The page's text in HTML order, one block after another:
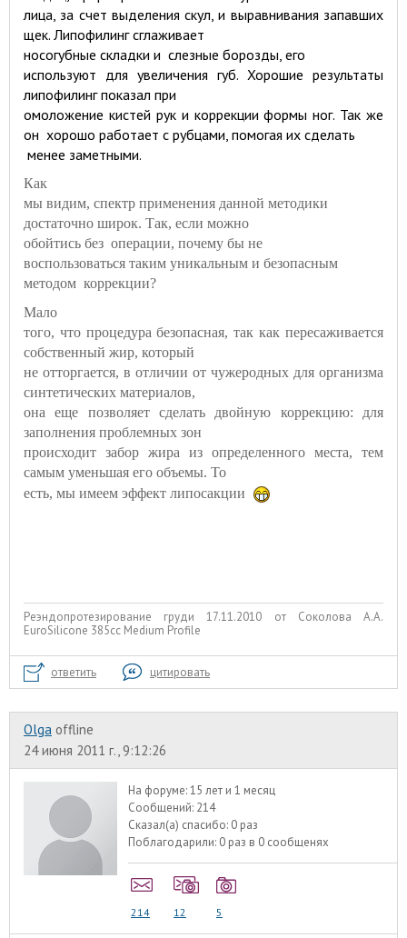
лица, за счет выделения скул, и выравнивания запавших
щек. Липофилинг сглаживает
носогубные складки и слезные борозды, его
используют для увеличения губ. Хорошие результаты
липофилинг показал при
омоложение кистей рук и коррекции формы ног. Так же
он хорошо работает с рубцами, помогая их сделать
менее заметными.
Как
мы видим, спектр применения данной методики
достаточно широк. Так, если можно
обойтись без операции, почему бы не
воспользоваться таким уникальным и безопасным
методом коррекции?
Мало
того, что процедура безопасная, так как пересаживается
собственный жир, который
не отторгается, в отличии от чужеродных для организма
синтетических материалов,
она еще позволяет сделать двойную коррекцию: для
заполнения проблемных зон
происходит забор жира из определенного места, тем
самым уменьшая его объемы. То
есть, мы имеем эффект липосакции
Реэндопротезирование груди 17.11.2010 от Соколова А.А.
EuroSilicone 385сс Medium Profile
ответить цитировать
Olga offline
24 июня 2011 г., 9:12:26
На форуме:15 лет и 1 месяц
Сообщений: 214
Сказал(а) спасибо: 0 раз
Поблагодарили: 0 раз в 0 сообщенях
214 12 5